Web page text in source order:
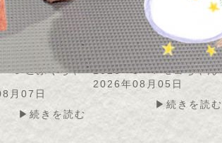
6 こふくちゃ
月07日
▶続きを読む
2026・8・4 モコちゃん
2026年08月05日
▶続きを読む